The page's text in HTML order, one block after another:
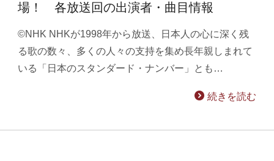
場！ 各放送回の出演者・曲目情報
©NHK NHKが1998年から放送、日本人の心に深く残
る歌の数々、多くの人々の支持を集め長年親しまれて
いる「日本のスタンダード・ナンバー」とも…
続きを読む